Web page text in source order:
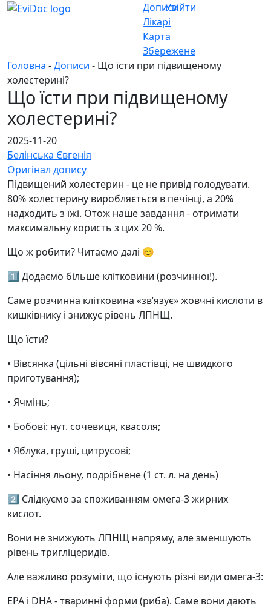
Дописи
Лікарі
Карта
Збережене
Увійти
Головна -Дописи - Що їсти при підвищеному
холестерині?
Що їсти при підвищеному
холестерині?
2025-11-20
Белінська Євгенія
Оригінал допису
Підвищений холестерин - це не привід голодувати.
80% холестерину виробляється в печінці, а 20%
надходить з їжі. Отож наше завдання - отримати
максимальну користь з цих 20 %.
Що ж робити? Читаємо далі 😊
1️⃣ Додаємо більше клітковини (розчинної!).
Саме розчинна клітковина «зв’язує» жовчні кислоти в
кишківнику і знижує рівень ЛПНЩ.
Що їсти?
• Вівсянка (цільні вівсяні пластівці, не швидкого
приготування);
• Ячмінь;
• Бобові: нут. сочевиця, квасоля;
• Яблука, груші, цитрусові;
• Насіння льону, подрібнене (1 ст. л. на день)
2️⃣ Слідкуємо за споживанням омега-3 жирних
кислот.
Вони не знижують ЛПНЩ напряму, але зменшують
рівень тригліцеридів.
Але важливо розуміти, що існують різні види омега-3:
ЕРА і DHA - тваринні форми (риба). Саме вони дають